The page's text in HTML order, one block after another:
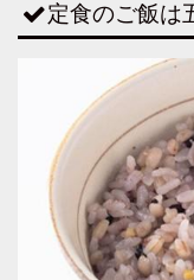
定食のご飯は